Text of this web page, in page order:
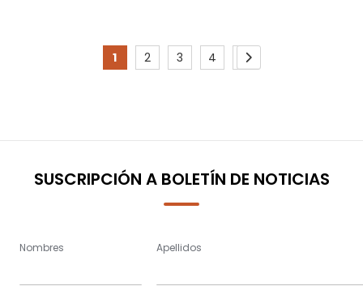
Page
You're
page
1
Page
2
Page
3
Page
4
Page
5
Page
Siguiente
SUSCRIPCIÓN A BOLETÍN DE NOTICIAS
Nombres Apellidos